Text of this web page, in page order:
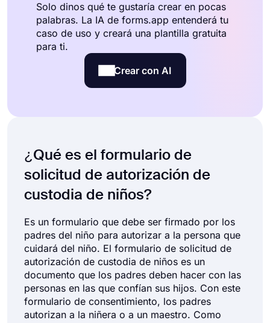
Solo dinos qué te gustaría crear en pocas
palabras. La IA de forms.app entenderá tu
caso de uso y creará una plantilla gratuita
para ti.
Crear con AI
¿Qué es el formulario de
solicitud de autorización de
custodia de niños?
Es un formulario que debe ser firmado por los
padres del niño para autorizar a la persona que
cuidará del niño. El formulario de solicitud de
autorización de custodia de niños es un
documento que los padres deben hacer con las
personas en las que confían sus hijos. Con este
formulario de consentimiento, los padres
autorizan a la niñera o a un maestro. Como